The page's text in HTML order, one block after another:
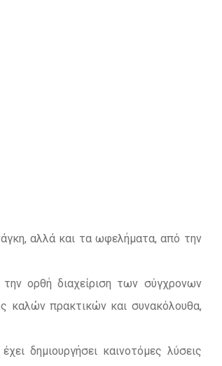
αλλά και τα ωφελήματα, από την
την ορθή διαχείριση των σύγχρονων
καλών πρακτικών και συνακόλουθα,
δημιουργήσει καινοτόμες λύσεις